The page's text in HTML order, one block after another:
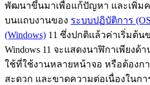
พัฒนาขึ้นมาเพื่อแก้ปัญหา และเพิ่ม
บนแถบงานของ ระบบปฏิบัติการ
(Windows) 11 ซึ่งปกติแล้วค่าเริ่มต้น
Windows 11 จะแสดงนาฬิกาเพียงด้า
ใช้ที่ใช้งานหลายหน้าจอ หรือต้องก
สะดวก และขาดความต่อเนื่องในก